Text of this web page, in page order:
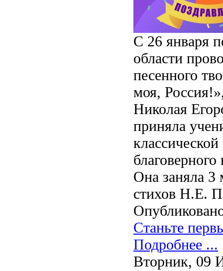
С 26 января
области
песенного
моя,
Николая
приняла
Она заняла 3
стихов Н.Е.
Станьте
Подробнее ...
Вторник, 09